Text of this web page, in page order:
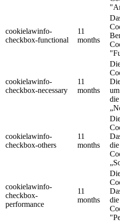
cookielawinfo-
checkbox-functional
11
months
cookielawinfo-
checkbox-necessary
11
months
cookielawinfo-
checkbox-others
11
months
cookielawinfo-
checkbox-
performance
11
months